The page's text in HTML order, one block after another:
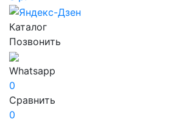
Каталог
Позвонить
Whatsapp
0
Сравнить
0